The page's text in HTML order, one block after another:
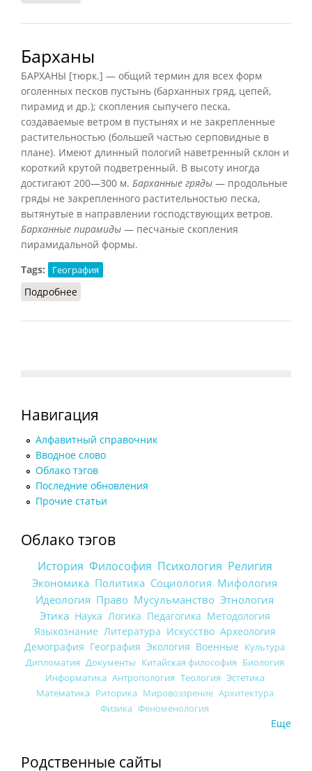
Барханы
БАРХАНЫ [тюрк.] — общий термин для всех форм
оголенных песков пустынь (барханных гряд, цепей,
пирамид и др.); скопления сыпучего песка,
создаваемые ветром в пустынях и не закрепленные
растительностью (большей частью серповидные в
плане). Имеют длинный пологий наветренный склон и
короткий крутой подветренный. В высоту иногда
достигают 200—300 м. Барханные гряды — продольные
гряды не закрепленного растительностью песка,
вытянутые в направлении господствующих ветров.
Барханные пирамиды — песчаные скопления
пирамидальной формы.
Tags:
География
Подробнее
Навигация
Алфавитный справочник
Вводное слово
Облако тэгов
Последние обновления
Прочие статьи
Облако тэгов
История Философия Психология Религия
Экономика Политика Социология Мифология
Идеология Право Мусульманство Этнология
Этика Наука Логика Педагогика Методология
Языкознание Литература Искусство Археология
Демография География Экология Военные Культура
Дипломатия Документы Китайская философия Биология
Информатика Антропология Теология Эстетика
Математика Риторика Мировоззрение Архитектура
Физика Феноменология
Еще
Родственные сайты